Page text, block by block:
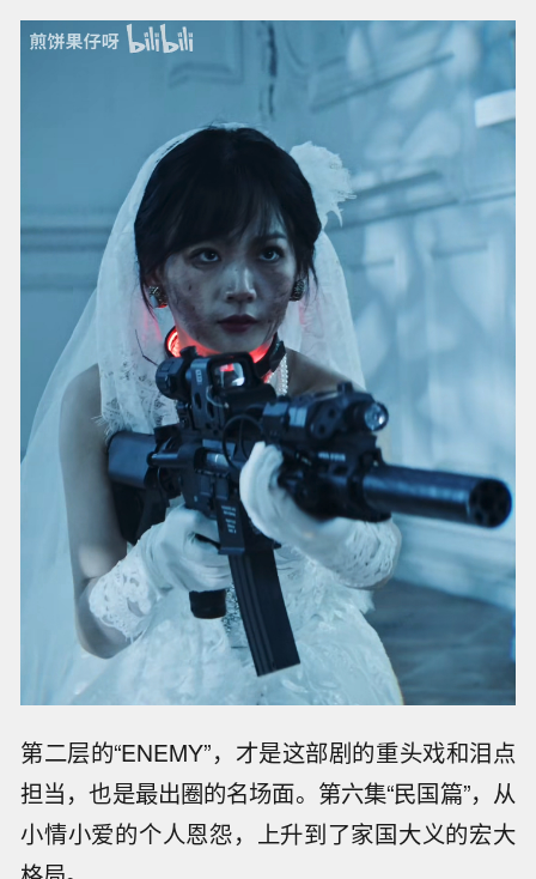
第二层的“ENEMY”，才是这部剧的重头戏和泪点
担当，也是最出圈的名场面。第六集“民国篇”，从
小情小爱的个人恩怨，上升到了家国大义的宏大